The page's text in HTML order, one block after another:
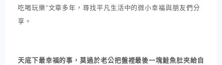
吃喝玩樂"文章多年，尋找平凡生活中的微小幸福與朋友們分
享。
天底下最幸福的事，莫過於老公把盤裡最後一塊鮭魚肚夾給自